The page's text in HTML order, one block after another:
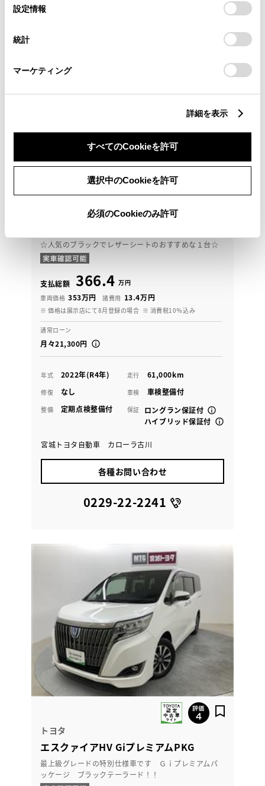
デバイスにすべてのCookie(クッキー)が保存されることに同
意したことになります。Cookie(クッキー)のオプトアウト、
設定の変更、同意を撤回したりするにあたっては、当社の
「Cookie（クッキー）情報の取り扱いについて
」をご覧くだ
設定情報
統計
マーケティング
詳細を表示
すべてのCookieを許可
選択中のCookieを許可
必須のCookieのみ許可
☆人気のブラックでレザーシートのおすすめな１台☆
支払総額 366.4 万円
車両価格 353万円 諸費用 13.4万円
※ 価格は展示店にて8月登録の場合 ※ 消費税10％込み
通常ローン
月々21,300円
年式 2022年(R4年) 走行 61,000km
修復 なし 車検 車検整備付
整備 定期点検整備付 保証
ロングラン保証付
ハイブリッド保証付
宮城トヨタ自動車 カローラ古川
各種お問い合わせ
0229-22-2241
トヨタ
エスクァイアHV GiプレミアムPKG
最上級グレードの特別仕様車です Ｇｉプレミアムパ
ッケージ ブラックテーラード！！